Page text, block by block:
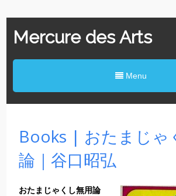
Mercure des Arts
Menu
Books | おたまじゃ
論｜谷口昭弘
おたまじゃくし無用論